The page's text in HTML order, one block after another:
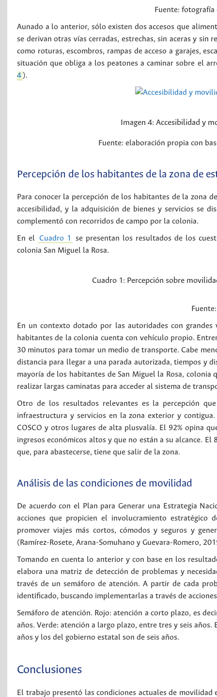
Fuente:
Aunado a lo anterior, sólo existen dos accesos que
se derivan otras vías cerradas, estrechas, sin aceras y
como roturas, escombros, rampas de acceso a garajes,
situación que obliga a los peatones a caminar sobre el
4 ).
Imagen 4: Accesibilidad y
Fuente: elaboración propia con
Percepción de los habitantes de la zona de
Para conocer la percepción de los habitantes de la zona
accesibilidad, y la adquisición de bienes y servicios se
complementó con recorridos de campo por la colonia.
En el Cuadro 1
se presentan los resultados de los
colonia San Miguel la Rosa.
Cuadro 1: Percepción sobre
En un contexto dotado por las autoridades con
habitantes de la colonia cuenta con vehículo propio.
30 minutos para tomar un medio de transporte. Cabe
distancia para llegar a una parada autorizada, tiempos y
mayoría de los habitantes de San Miguel la Rosa,
realizar largas caminatas para acceder al sistema de
Otro de los resultados relevantes es la percepción
infraestructura y servicios en la zona exterior y
COSCO y otros lugares de alta plusvalía. El 92% opina
ingresos económicos altos y que no están a su alcance.
que, para abastecerse, tiene que salir de la zona.
Análisis de las condiciones de movilidad
De acuerdo con el Plan para Generar una Estrategia
acciones que propicien el involucramiento estratégico
promover viajes más cortos, cómodos y seguros y
(Ramírez-Rosete, Arana-Somuhano y Guevara-Romero,
Tomando en cuenta lo anterior y con base en los
elabora una matriz de detección de problemas y
través de un semáforo de atención. A partir de cada
identificado, buscando implementarlas a través de
Semáforo de atención. Rojo: atención a corto plazo, es
años. Verde: atención a largo plazo, entre tres y seis
años y los del gobierno estatal son de seis años.
Conclusiones
El trabajo presentó las condiciones actuales de